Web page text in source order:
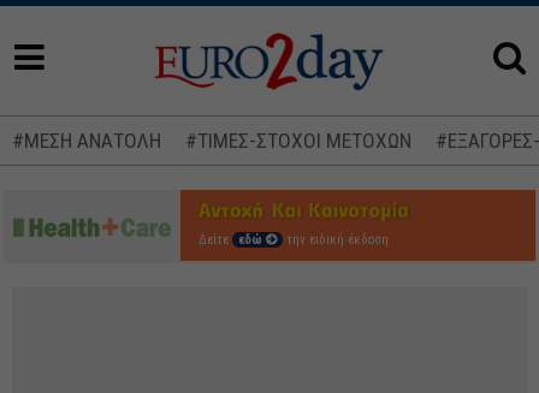
#ΜΕΣΗ ΑΝΑΤΟΛΗ #ΤΙΜΕΣ-ΣΤΟΧΟΙ ΜΕΤΟΧΩΝ
Δείτε εδώ την ειδική έκδοση